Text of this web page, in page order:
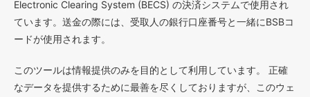
Electronic Clearing System (BECS) の決済システムで使用され
ています。送金の際には、受取人の銀行口座番号と一緒にBSBコ
ードが使用されます。
このツールは情報提供のみを目的として利用しています。 正確
なデータを提供するために最善を尽くしておりますが、このウェ